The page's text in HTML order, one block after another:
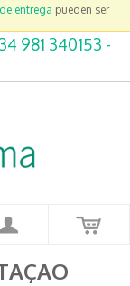
entrega pueden ser
981 340153 -